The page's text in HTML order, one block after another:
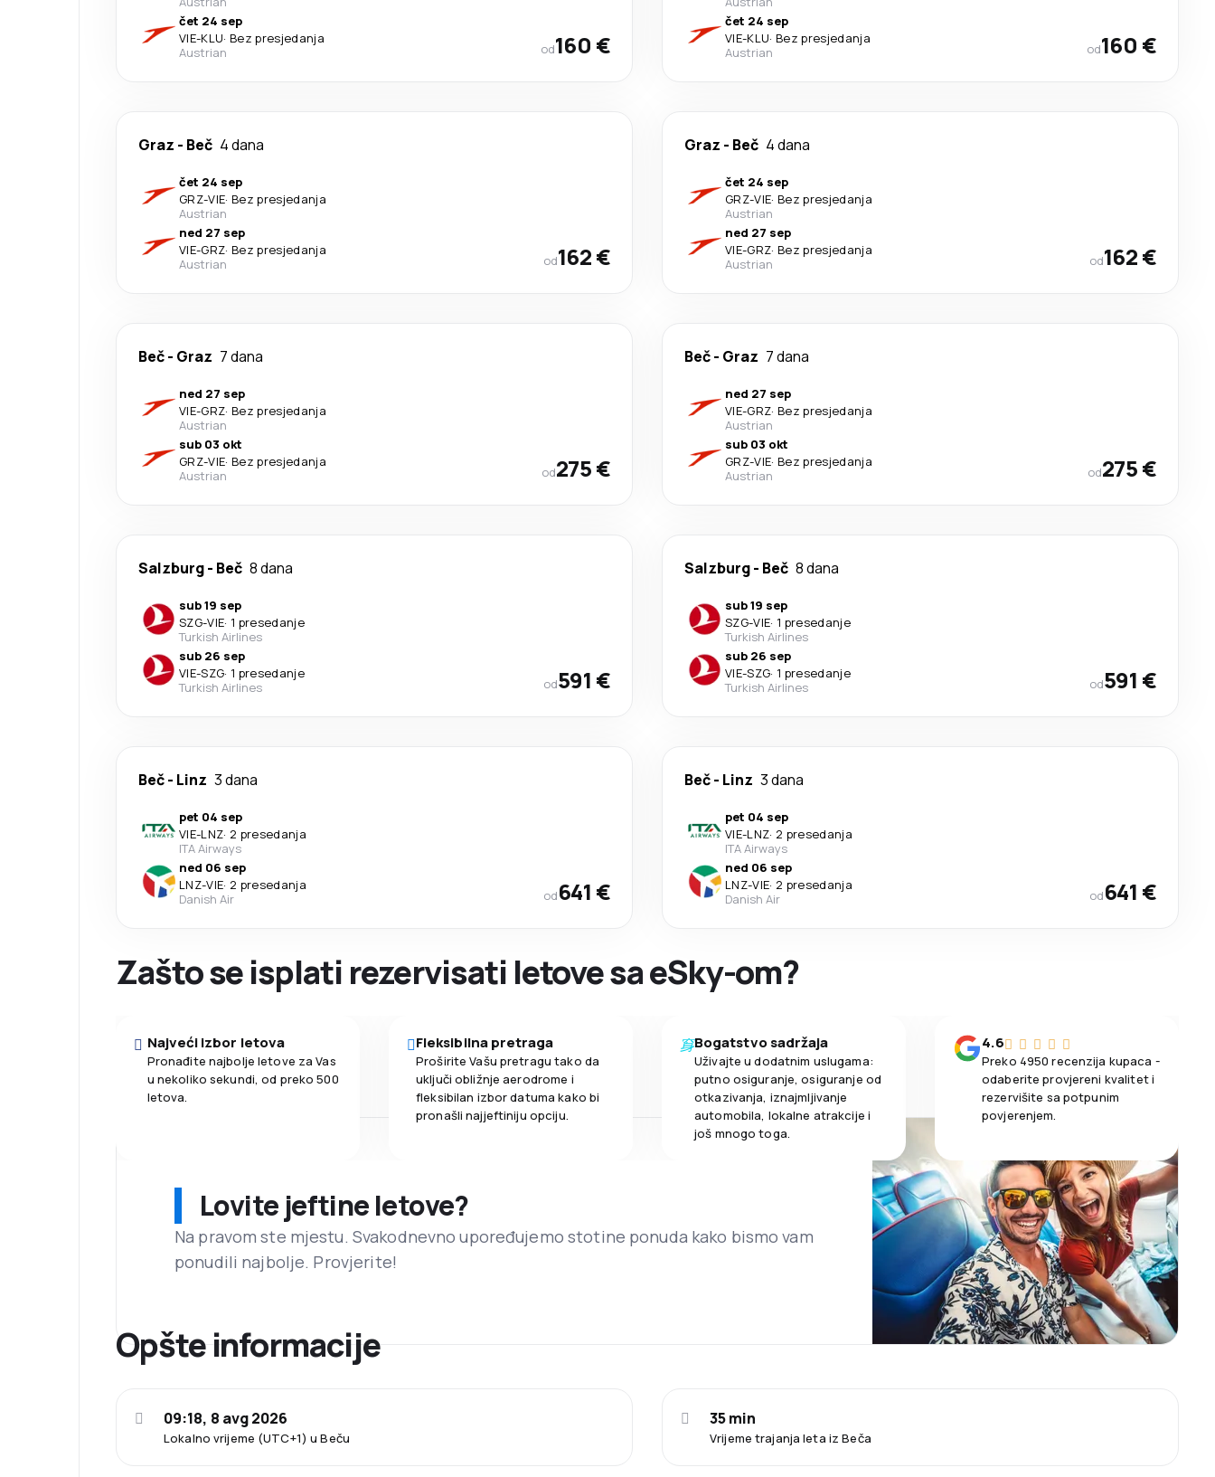
čet 24 sep
VIE-KLU· Bez presjedanja
Austrian
od160 €
čet 24 sep
VIE-KLU· Bez presjedanja
Austrian
od160 €
Graz - Beč 4 dana
čet 24 sep
GRZ-VIE· Bez presjedanja
Austrian
ned 27 sep
VIE-GRZ· Bez presjedanja
Austrian
od162 €
Graz - Beč 4 dana
čet 24 sep
GRZ-VIE· Bez presjedanja
Austrian
ned 27 sep
VIE-GRZ· Bez presjedanja
Austrian
od162 €
Beč- Graz 7 dana
ned 27 sep
VIE-GRZ· Bez presjedanja
Austrian
sub 03 okt
GRZ-VIE· Bez presjedanja
Austrian
od275 €
Beč- Graz 7 dana
ned 27 sep
VIE-GRZ· Bez presjedanja
Austrian
sub 03 okt
GRZ-VIE· Bez presjedanja
Austrian
od275 €
Salzburg- Beč 8 dana
sub 19 sep
SZG-VIE· 1 presedanje
Turkish Airlines
sub 26 sep
VIE-SZG· 1 presedanje
Turkish Airlines
od591 €
Salzburg- Beč 8 dana
sub 19 sep
SZG-VIE· 1 presedanje
Turkish Airlines
sub 26 sep
VIE-SZG· 1 presedanje
Turkish Airlines
od591 €
Beč- Linz 3 dana
pet 04 sep
VIE-LNZ· 2 presedanja
ITA Airways
ned 06 sep
LNZ-VIE· 2 presedanja
Danish Air
od641 €
Beč- Linz 3 dana
pet 04 sep
VIE-LNZ· 2 presedanja
ITA Airways
ned 06 sep
LNZ-VIE· 2 presedanja
Danish Air
od641 €
Zašto se isplati rezervisati letove sa eSky-om?
Najveći izbor letova
Pronađite najbolje letove za Vas
u nekoliko sekundi, od preko 500
letova.
Fleksibilna pretraga
Proširite Vašu pretragu tako da
uključi obližnje aerodrome i
fleksibilan izbor datuma kako bi
pronašli najjeftiniju opciju.
Bogatstvo sadržaja
Uživajte u dodatnim uslugama:
putno osiguranje, osiguranje od
otkazivanja, iznajmljivanje
automobila, lokalne atrakcije i
još mnogo toga.
4.6
Preko 4950 recenzija kupaca -
odaberite provjereni kvalitet i
rezervišite sa potpunim
povjerenjem.
Lovite jeftine letove?
Na pravom ste mjestu. Svakodnevno upoređujemo stotine ponuda kako bismo vam
ponudili najbolje. Provjerite!
Opšte informacije
Lokalno vrijeme (UTC+1) u Beču
09:18, 8 avg 2026
Vrijeme trajanja leta iz Beča
35 min